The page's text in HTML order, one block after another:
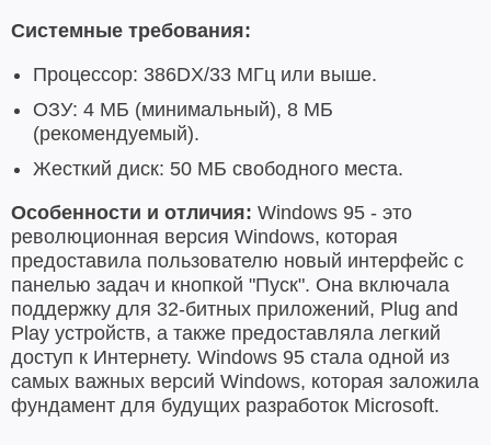
Системные требования:
Процессор: 386DX/33 МГц или выше.
ОЗУ: 4 МБ (минимальный), 8 МБ
(рекомендуемый).
Жесткий диск: 50 МБ свободного места.
Особенности и отличия: Windows 95 - это
революционная версия Windows, которая
предоставила пользователю новый интерфейс с
панелью задач и кнопкой "Пуск". Она включала
поддержку для 32-битных приложений, Plug and
Play устройств, а также предоставляла легкий
доступ к Интернету. Windows 95 стала одной из
самых важных версий Windows, которая заложила
фундамент для будущих разработок Microsoft.